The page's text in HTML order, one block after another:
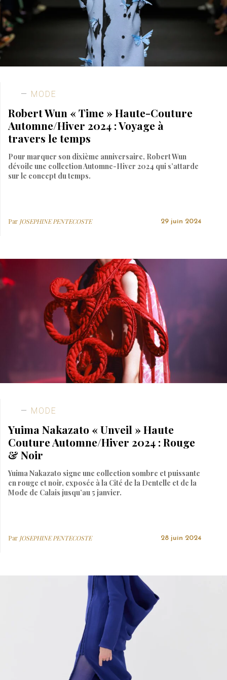
MODE
Robert Wun « Time » Haute-Couture
Automne/Hiver 2024 : Voyage à
travers le temps
Pour marquer son dixième anniversaire, Robert Wun
dévoile une collection Automne-Hiver 2024 qui s’attarde
sur le concept du temps.
Par JOSEPHINE PENTECOSTE 29 juin 2024
MODE
Yuima Nakazato « Unveil » Haute
Couture Automne/Hiver 2024 : Rouge
& Noir
Yuima Nakazato signe une collection sombre et puissante
en rouge et noir, exposée à la Cité de la Dentelle et de la
Mode de Calais jusqu’au 5 janvier.
Par JOSEPHINE PENTECOSTE 28 juin 2024